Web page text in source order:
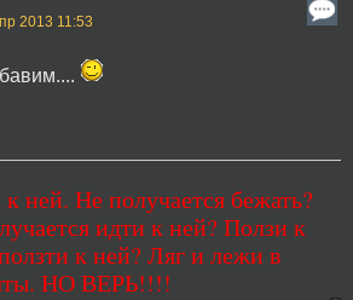
2013 11:53
ней. Не получается бежать?
идти к ней? Ползи к
к ней? Ляг и лежи в
НО ВЕРЬ!!!!